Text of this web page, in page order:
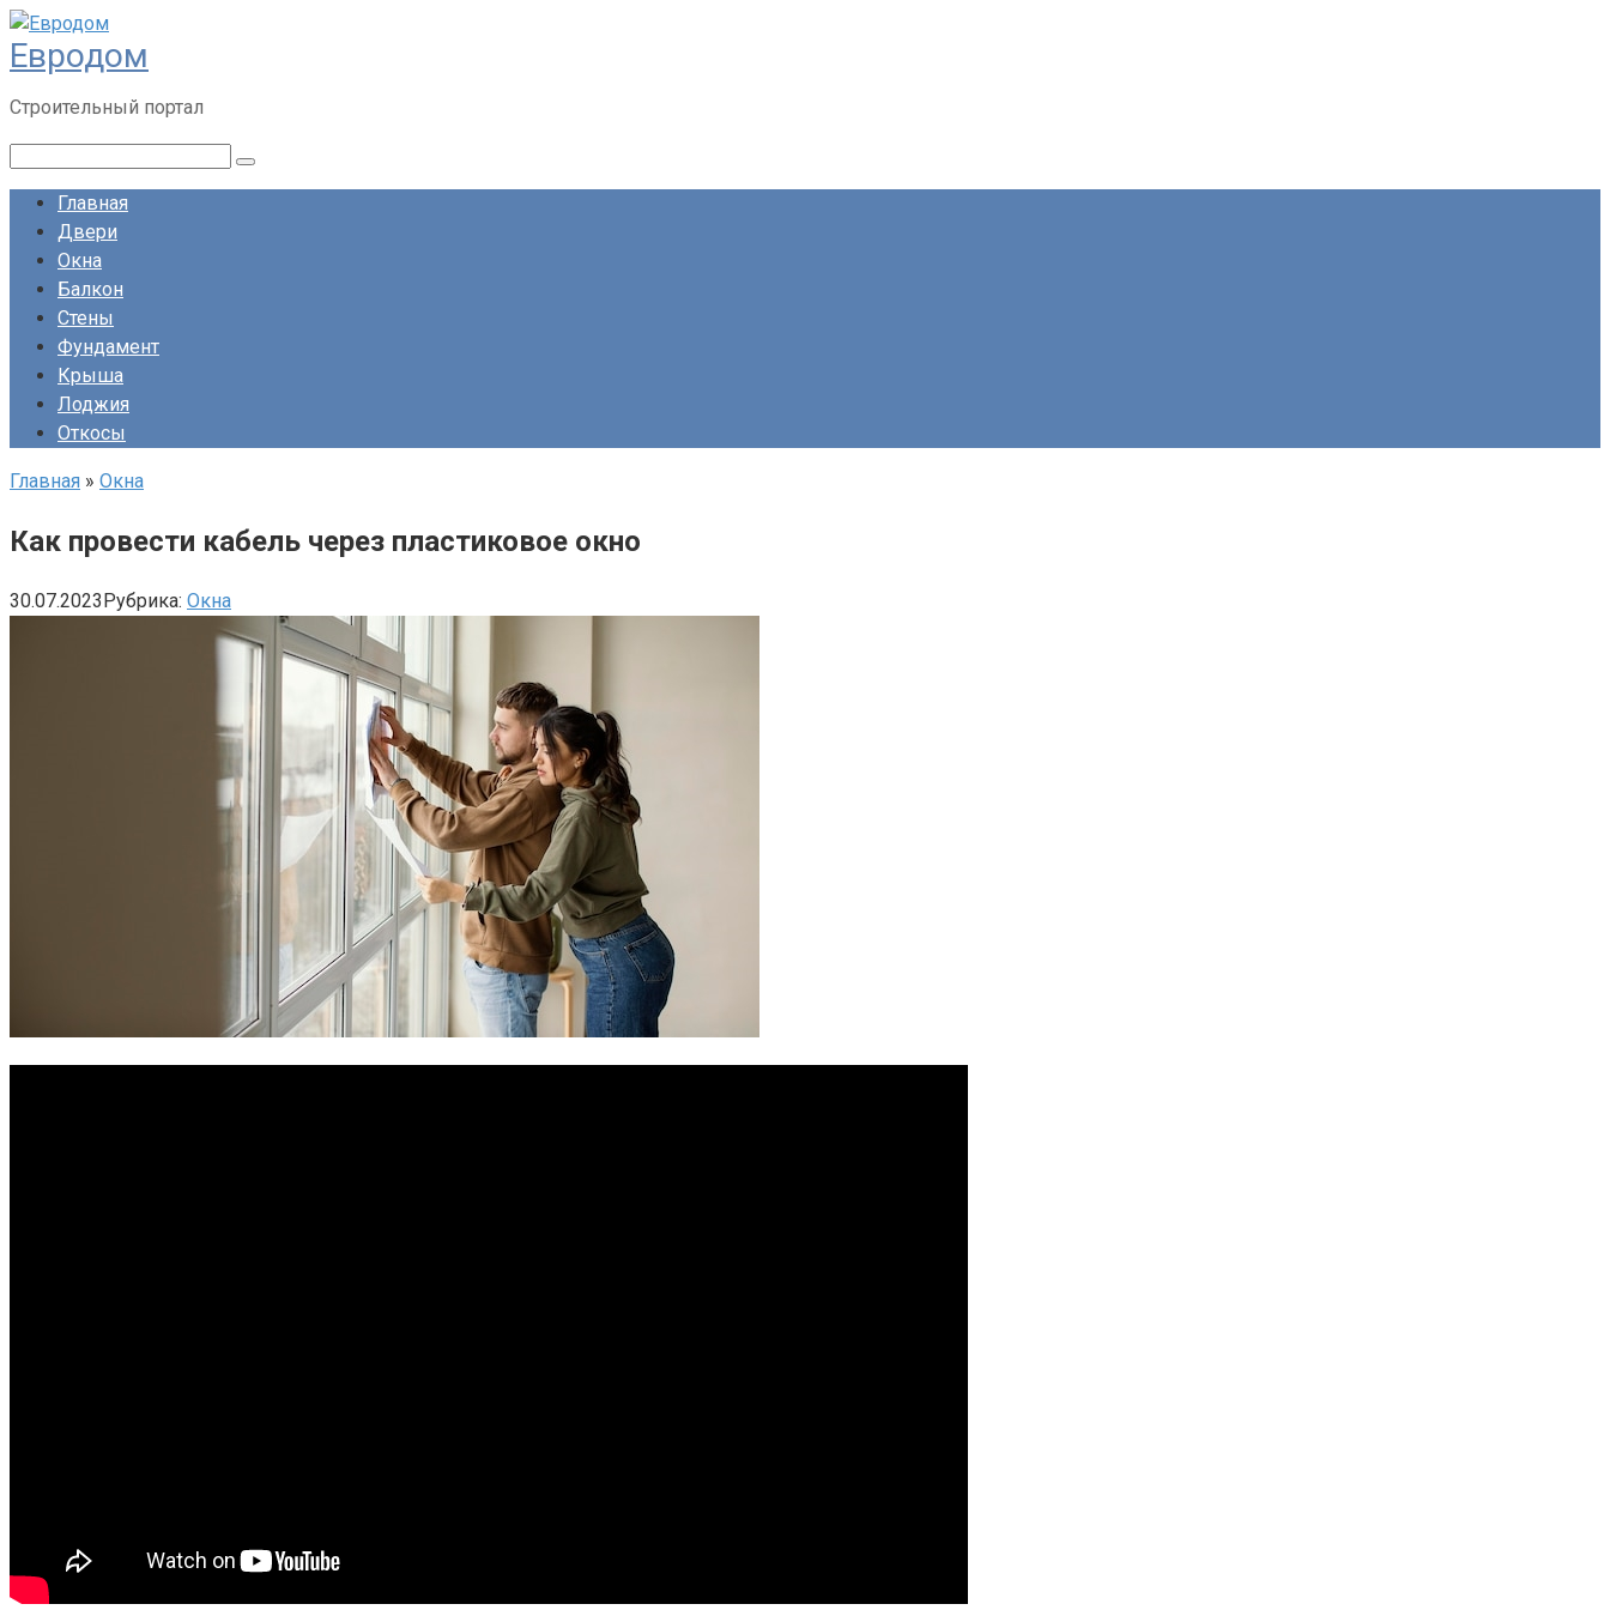
Перейти
к
контенту
Евродом
Строительный портал
Главная
Двери
Окна
Балкон
Стены
Фундамент
Крыша
Лоджия
Откосы
Главная » Окна
Как провести кабель через пластиковое окно
30.07.2023Рубрика: Окна